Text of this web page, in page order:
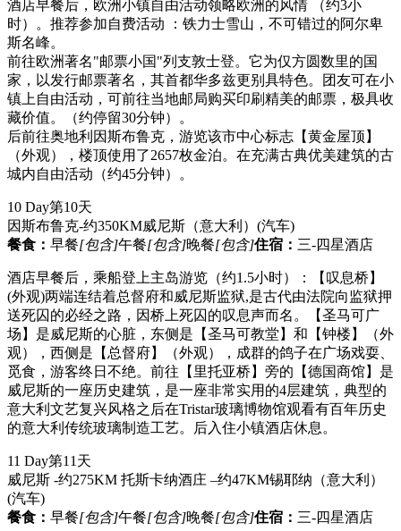
酒店早餐后，欧洲小镇自由活动领略欧洲的风情 （约3小
时）。推荐参加自费活动 ：铁力士雪山，不可错过的阿尔卑
斯名峰。
前往欧洲著名"邮票小国"列支敦士登。它为仅方圆数里的国
家，以发行邮票著名，其首都华多兹更别具特色。团友可在小
镇上自由活动，可前往当地邮局购买印刷精美的邮票，极具收
藏价值。（约停留30分钟）。
后前往奥地利因斯布鲁克，游览该市中心标志【黄金屋顶】
（外观），楼顶使用了2657枚金泊。在充满古典优美建筑的古
城内自由活动（约45分钟）。
10 Day第10天
因斯布鲁克-约350KM威尼斯（意大利） (汽车)
餐食： 早餐[包含]午餐[包含]晚餐[包含]住宿： 三-四星酒店
酒店早餐后，乘船登上主岛游览（约1.5小时）：【叹息桥】
(外观)两端连结着总督府和威尼斯监狱,是古代由法院向监狱押
送死囚的必经之路，因桥上死囚的叹息声而名。【圣马可广
场】是威尼斯的心脏，东侧是【圣马可教堂】和【钟楼】（外
观），西侧是【总督府】（外观），成群的鸽子在广场戏耍、
觅食，游客终日不绝。前往【里托亚桥】旁的【德国商馆】是
威尼斯的一座历史建筑，是一座非常实用的4层建筑，典型的
意大利文艺复兴风格之后在Tristar玻璃博物馆观看有百年历史
的意大利传统玻璃制造工艺。后入住小镇酒店休息。
11 Day第11天
威尼斯 -约275KM 托斯卡纳酒庄 –约47KM锡耶纳（意大利）
(汽车)
餐食： 早餐[包含]午餐[包含]晚餐[包含]住宿： 三-四星酒店